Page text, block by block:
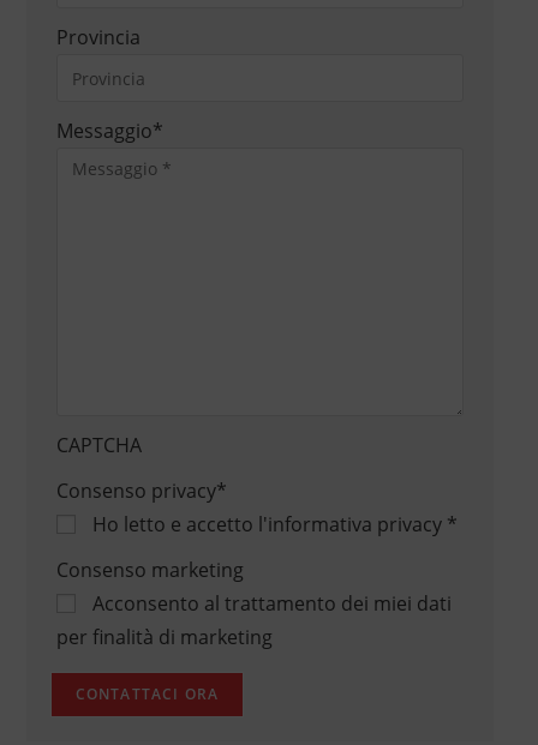
Provincia
Messaggio*
CAPTCHA
Consenso privacy*
Ho letto e accetto l'informativa privacy*
Consenso marketing
Acconsento al trattamento dei miei dati
per finalità di marketing